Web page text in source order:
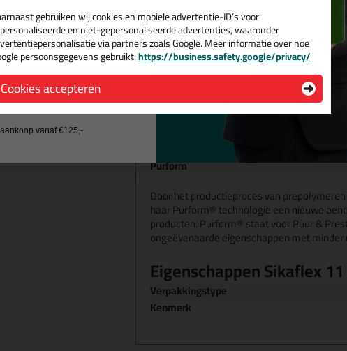
Glas Een kit om verticale en
Kenmerken
Bewegingsvermogen van ± 25 %
Eenvoudig aan te brengen en zakt
Hecht goed op de meeste
Goede mechanische en
Zeer laag monomeergehalte
Zeer lage uitstoot
Lijm-kit met CE-markering
Purform
Door het productieproces van
haar Purform® technologie een nieuwe
producten. Purform® staat voor Puur &
ongeëvenaarde eigenschappen metminder
Eigenschappen Sikaflex
Verpakkingstype
Kenmerk
gebruiken wij cookies en mobiele advertentie-ID’s voor
en niet-gepersonaliseerde advertenties, waaronder
via partners zoals Google. Meer informatie over hoe
persoonsgegevens gebruikt:https://business.safety.google/privacy/
Cookies accepteren
de actiecode ›
geen cadeau
vanaf €125,-